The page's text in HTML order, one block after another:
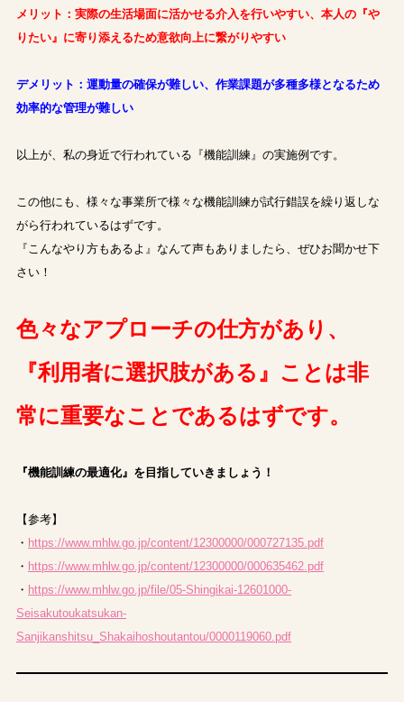
メリット：実際の生活場面に活かせる介入を行いやすい、本人の『や
りたい』に寄り添えるため意欲向上に繋がりやすい
デメリット：運動量の確保が難しい、作業課題が多種多様となるため
効率的な管理が難しい
以上が、私の身近で行われている『機能訓練』の実施例です。
この他にも、様々な事業所で様々な機能訓練が試行錯誤を繰り返しな
がら行われているはずです。
『こんなやり方もあるよ』なんて声もありましたら、ぜひお聞かせ下
さい！
色々なアプローチの仕方があり、
『利用者に選択肢がある』ことは非
常に重要なことであるはずです。
『機能訓練の最適化』を目指していきましょう！
【参考】
・ https://www.mhlw.go.jp/content/12300000/000727135.pdf
・ https://www.mhlw.go.jp/content/12300000/000635462.pdf
・ https://www.mhlw.go.jp/file/05-Shingikai-12601000-
Seisakutoukatsukan-
Sanjikanshitsu_Shakaihoshoutantou/0000119060.pdf